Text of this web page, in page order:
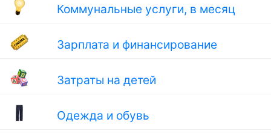
Коммунальные услуги, в месяц
Зарплата и финансирование
Затраты на детей
Одежда и обувь